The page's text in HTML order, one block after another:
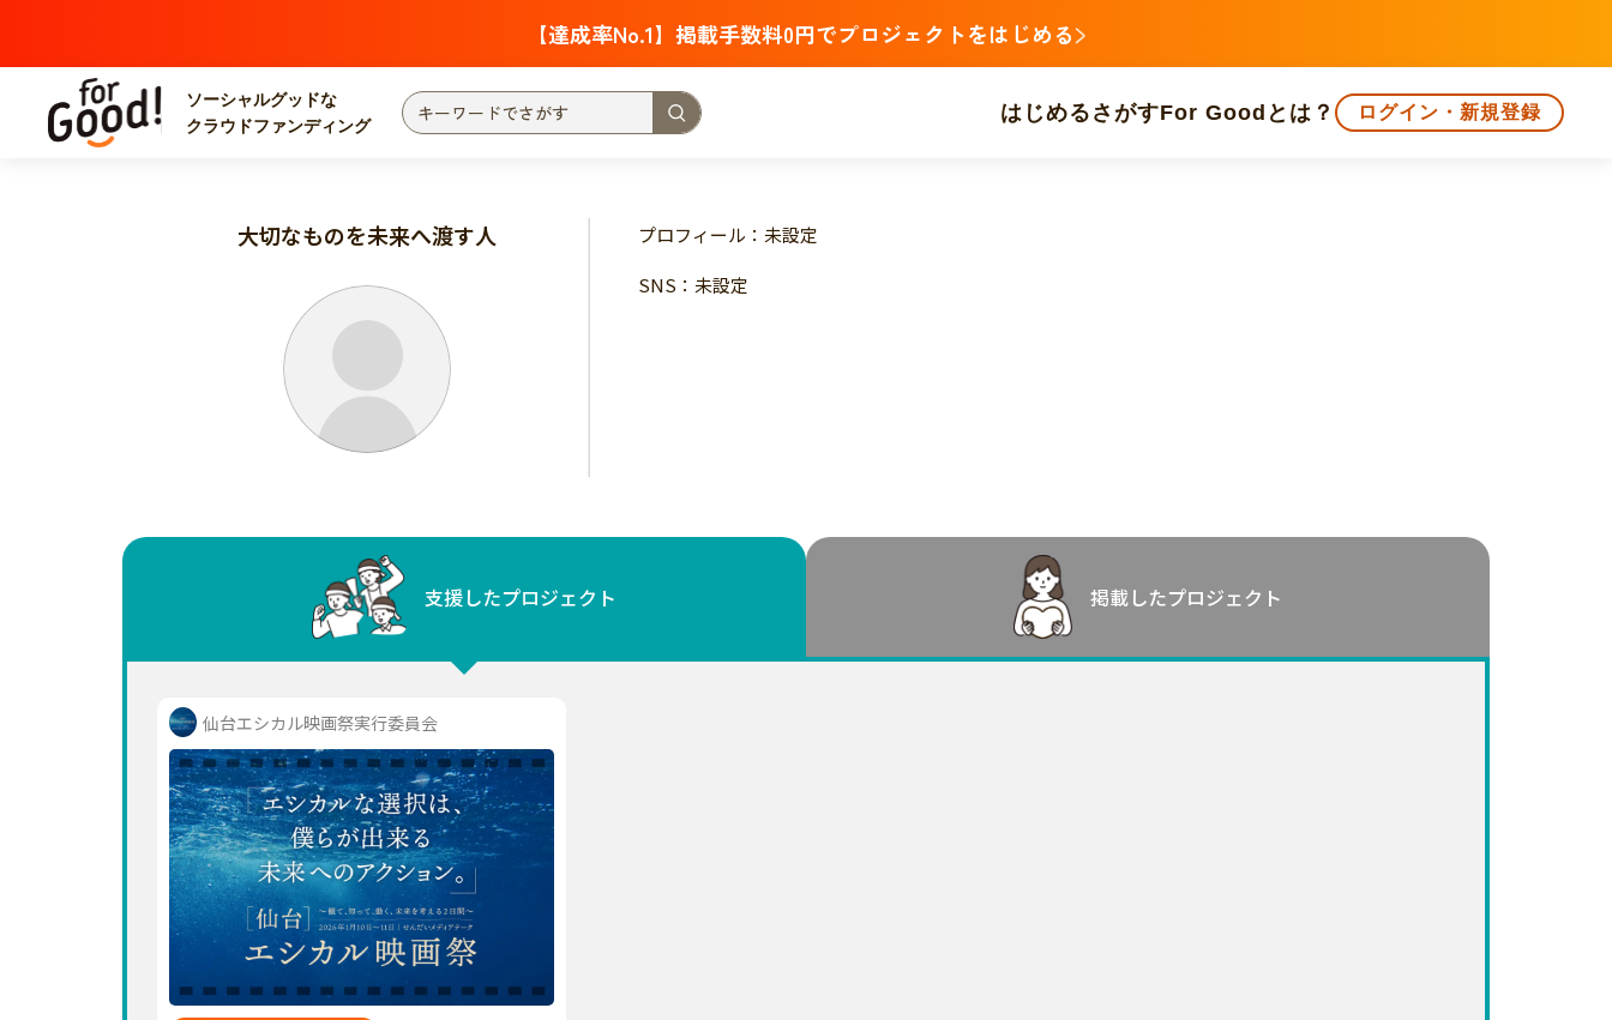
【達成率No.1】掲載手数料0円でプロジェクトをはじめる
ソーシャルグッドな
クラウドファンディング
はじめる さがすFor Goodとは？ ログイン・新規登録
注目 新着 支援金額が多い 支援人数が多い
国際協力 子ども・教育
災害
北海道・東北
関東
新潟
中国
四国
九州・沖縄 福岡 佐賀 長崎 熊本 大分 宮崎 鹿児島 沖縄
大切なものを未来へ渡す人
プロフィール：未設定
SNS：未設定
支援したプロジェクト 掲載したプロジェクト
仙台エシカル映画祭実行委員会